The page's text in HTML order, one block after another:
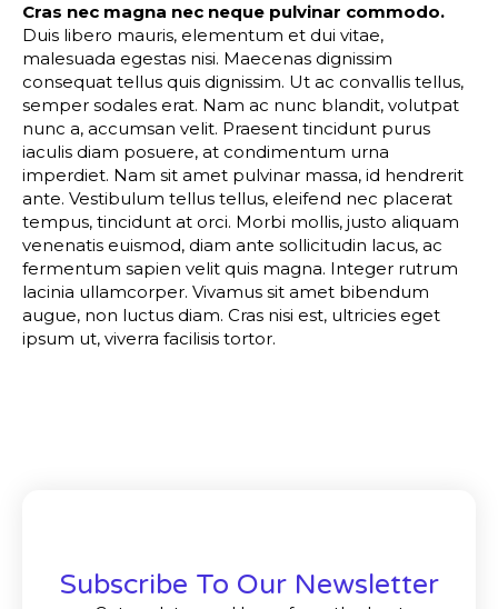
Cras nec magna nec neque pulvinar commodo.
Duis libero mauris, elementum et dui vitae,
malesuada egestas nisi. Maecenas dignissim
consequat tellus quis dignissim. Ut ac convallis tellus,
semper sodales erat. Nam ac nunc blandit, volutpat
nunc a, accumsan velit. Praesent tincidunt purus
iaculis diam posuere, at condimentum urna
imperdiet. Nam sit amet pulvinar massa, id hendrerit
ante. Vestibulum tellus tellus, eleifend nec placerat
tempus, tincidunt at orci. Morbi mollis, justo aliquam
venenatis euismod, diam ante sollicitudin lacus, ac
fermentum sapien velit quis magna. Integer rutrum
lacinia ullamcorper. Vivamus sit amet bibendum
augue, non luctus diam. Cras nisi est, ultricies eget
ipsum ut, viverra facilisis tortor.
Subscribe To Our Newsletter